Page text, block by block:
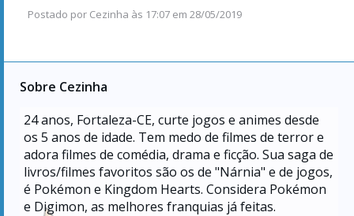
Postado por Cezinha às 17:07 em 28/05/2019
Sobre Cezinha
24anos, Fortaleza-CE, curte jogos e animes desde
os 5 anos de idade. Tem medo de filmes de terror e
adora filmes de comédia, drama e ficção. Sua saga de
livros/filmes favoritos são os de "Nárnia" e de jogos,
é Pokémon e Kingdom Hearts. Considera Pokémon
e Digimon, as melhores franquias já feitas.